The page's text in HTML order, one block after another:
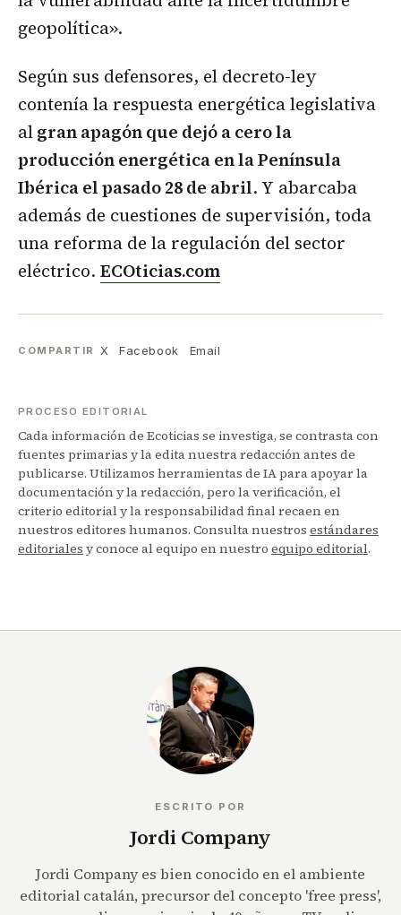
geopolítica».
Según sus defensores, el decreto-ley
contenía la respuesta energética legislativa
algran apagón que dejó a cero la
producción energética en la Península
Ibérica el pasado 28 de abril. Y abarcaba
además de cuestiones de supervisión, toda
una reforma de la regulación del sector
eléctrico. ECOticias.com
COMPARTIR X Facebook Email
PROCESO EDITORIAL
Cada información de Ecoticias se investiga, se contrasta con
fuentes primarias y la edita nuestra redacción antes de
publicarse. Utilizamos herramientas de IA para apoyar la
documentación y la redacción, pero la verificación, el
criterio editorial y la responsabilidad final recaen en
nuestros editores humanos. Consulta nuestros estándares
editoriales y conoce al equipo en nuestro equipo editorial.
ESCRITO POR
Jordi Company
Jordi Company es bien conocido en el ambiente
editorial catalán, precursor del concepto 'free press',